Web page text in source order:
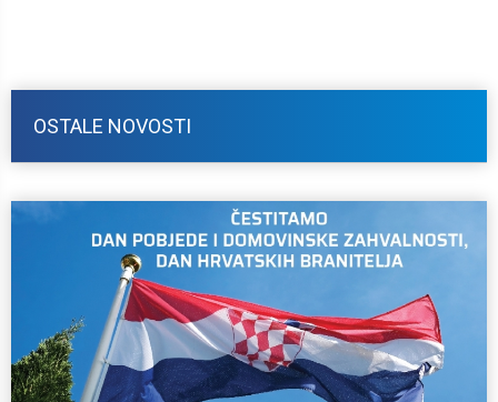
OSTALE NOVOSTI